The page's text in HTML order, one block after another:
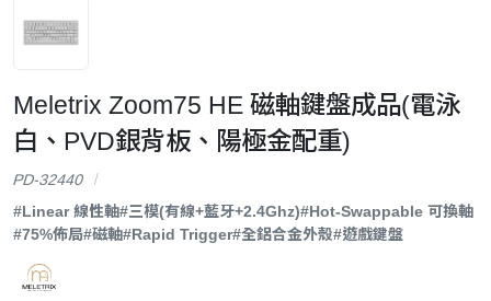
Meletrix Zoom75 HE 磁軸鍵盤成品(電泳
白、PVD銀背板、陽極金配重)
PD-32440
#Linear 線性軸#三模(有線+藍牙+2.4Ghz)#Hot-Swappable 可換軸
#75%佈局#磁軸#Rapid Trigger#全鋁合金外殼#遊戲鍵盤